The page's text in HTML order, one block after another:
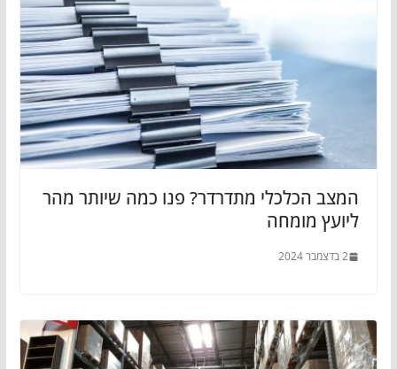
המצב הכלכלי מתדרדר? פנו כמה שיותר מהר
ליועץ מומחה
2 בדצמבר 2024